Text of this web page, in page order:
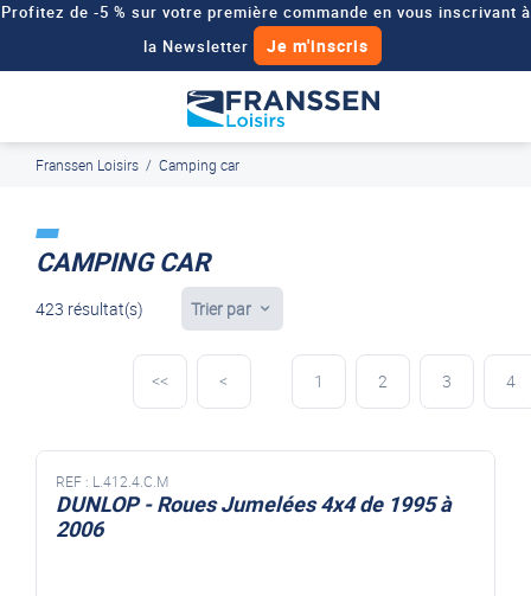
Profitez de -5 % sur votre première commande en vous inscrivant à
la Newsletter
Je m'inscris
Demander un devis
Paiement en ligne sécurisé, en 4x par Paypal
Franssen Loisirs / Camping car
CAMPING CAR
423 résultat(s) Trier par
<< < 1 2 3 4
REF : L.412.4.C.M
DUNLOP - Roues Jumelées 4x4 de 1995 à
2006